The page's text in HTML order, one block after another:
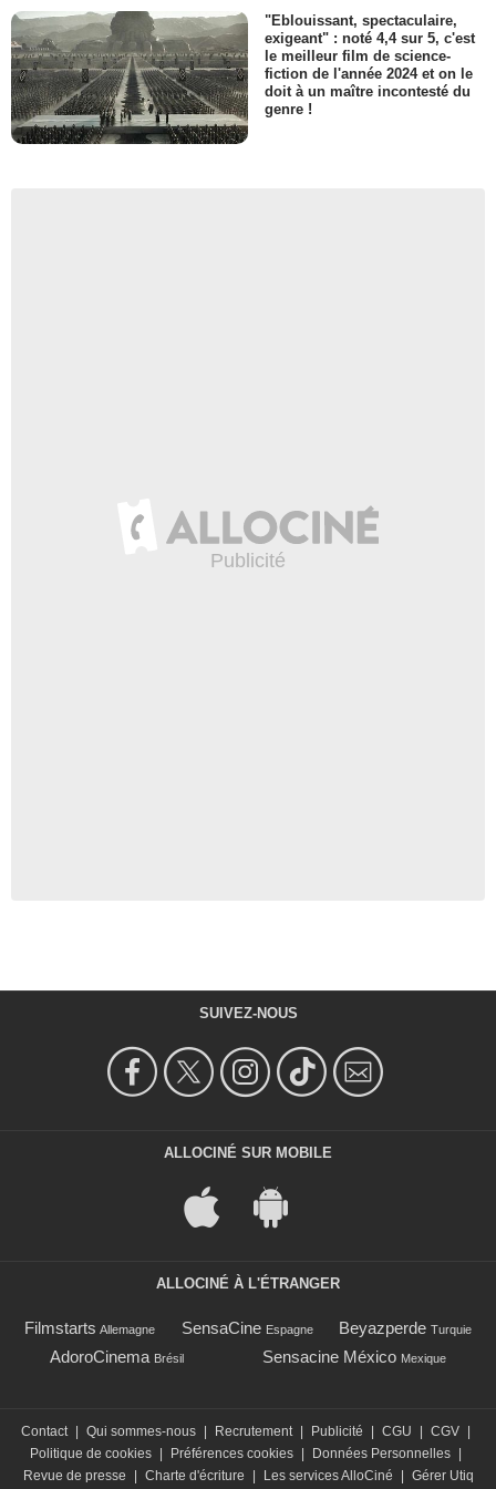
"Eblouissant, spectaculaire,
exigeant" : noté 4,4 sur 5, c'est
le meilleur film de science-
fiction de l'année 2024 et on le
doit à un maître incontesté du
genre !
SUIVEZ-NOUS
ALLOCINÉ SUR MOBILE
ALLOCINÉ À L'ÉTRANGER
Filmstarts Allemagne SensaCine Espagne Beyazperde Turquie
AdoroCinema Brésil Sensacine México Mexique
Contact | Qui sommes-nous | Recrutement | Publicité | CGU | CGV |
Politique de cookies | Préférences cookies | Données Personnelles |
Revue de presse
| Charte d'écriture | Les services AlloCiné | Gérer Utiq